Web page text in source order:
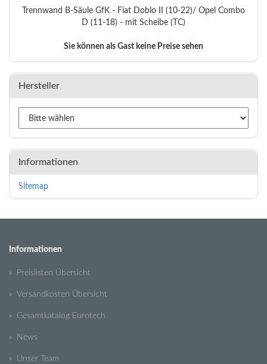
Trennwand B-Säule GfK - Fiat Doblo II (10-22)/ Opel Combo
D (11-18) - mit Scheibe (TC)
Sie können als Gast keine Preise sehen
Hersteller
Informationen
Sitemap
Informationen
» Preislisten Übersicht
» Versandkosten Übersicht
» Gesamtkatalog Eurotech
» News
» Unser Team